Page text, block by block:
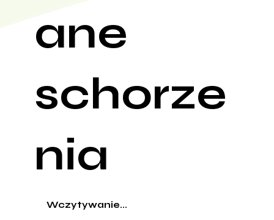
ane
schorze
nia
Wczytywanie...